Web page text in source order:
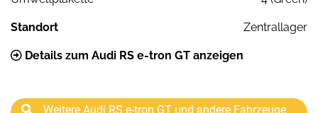
Standort Zentrallager
Details zum Audi RS e-tron GT anzeigen
Weitere Audi RS e-tron GT und andere Fahrzeuge